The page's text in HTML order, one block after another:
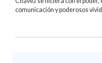
comunicación y poderosos